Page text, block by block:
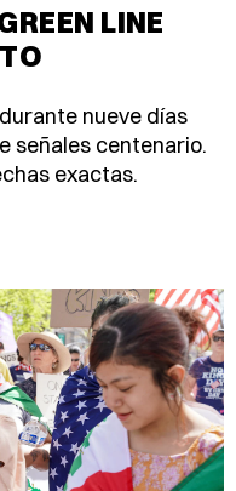
LINE
nueve días
señales centenario.
exactas.